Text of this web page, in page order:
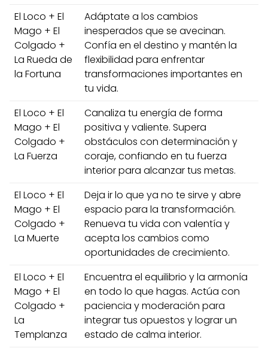
El Loco + El
Mago + El
Colgado +
La Rueda de
la Fortuna
Adáptate a los cambios
inesperados que se avecinan.
Confía en el destino y mantén la
flexibilidad para enfrentar
transformaciones importantes en
tu vida.
El Loco + El
Mago + El
Colgado +
La Fuerza
Canaliza tu energía de forma
positiva y valiente. Supera
obstáculos con determinación y
coraje, confiando en tu fuerza
interior para alcanzar tus metas.
El Loco + El
Mago + El
Colgado +
La Muerte
Deja ir lo que ya no te sirve y abre
espacio para la transformación.
Renueva tu vida con valentía y
acepta los cambios como
oportunidades de crecimiento.
El Loco + El
Mago + El
Colgado +
La
Templanza
Encuentra el equilibrio y la armonía
en todo lo que hagas. Actúa con
paciencia y moderación para
integrar tus opuestos y lograr un
estado de calma interior.